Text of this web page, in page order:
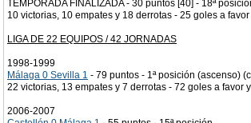
TEMPORADA FINALIZADA - 30 puntos [40] - 18ª
10 victorias, 10 empates y 18 derrotas - 25 goles a
LIGA DE 22 EQUIPOS / 42 JORNADAS
1998-1999
Málaga 0 Sevilla 1 - 79 puntos - 1ª posición (ascenso)
22 victorias, 13 empates y 7 derrotas - 72 goles a favor
2006-2007